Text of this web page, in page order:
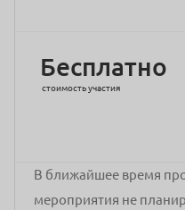
Бесплатно
стоимость участия
В ближайшее время
мероприятия не